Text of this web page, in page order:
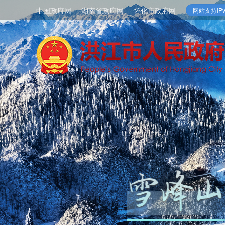
中国政府网 湖南省政府网 怀化市政府网 网站支持